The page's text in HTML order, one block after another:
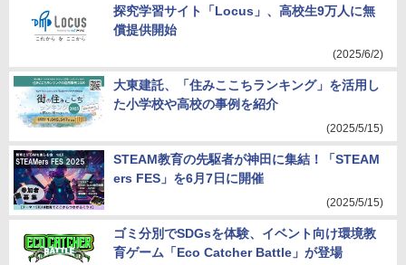
探究学習サイト「Locus」、高校生9万人に無
償提供開始
(2025/6/2)
大東建託、「住みここちランキング」を活用し
た小学校や高校の事例を紹介
(2025/5/15)
STEAM教育の先駆者が神田に集結！「STEAM
ers FES」を6月7日に開催
(2025/5/15)
ゴミ分別でSDGsを体験、イベント向け環境教
育ゲーム「Eco Catcher Battle」が登場